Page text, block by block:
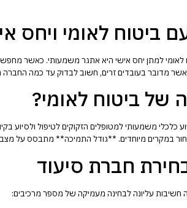
ביטוח לאומי ויחס
למתן יחס אישי היא אתגר משמעותי. כאשר
מדובר בעובדים זרים, חשוב לבדוק עד כמה החברה
של ביטוח לאומי?
משמעותי למטופלים הזקוקים לטיפול ולסיוע
במקרים מיוחדים. **גודל התמיכה** מתבסס על
חברת סיעוד
עליונה לבחינה מעמיקה של מספר מרכיבים: